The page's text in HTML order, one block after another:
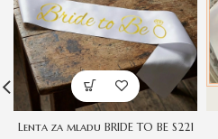
Lenta za mladu BRIDE TO BE S221